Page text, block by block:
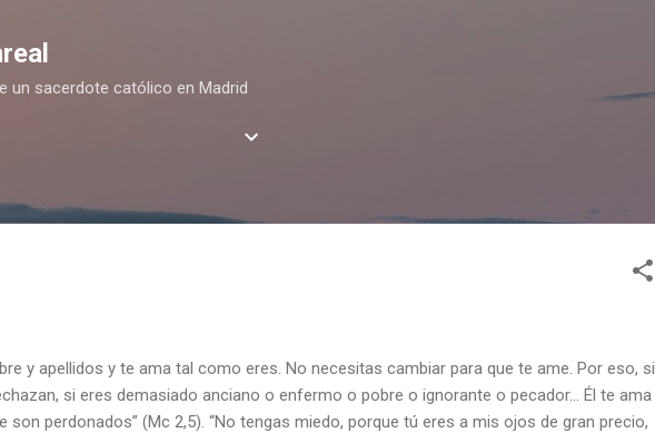
un sacerdote católico en Madrid
y apellidos y te ama tal como eres. No necesitas cambiar para que te ame. Por eso, si
si eres demasiado anciano o enfermo o pobre o ignorante o pecador... Él te ama
son perdonados” (Mc 2,5). “No tengas miedo, porque tú eres a mis ojos de gran precio,